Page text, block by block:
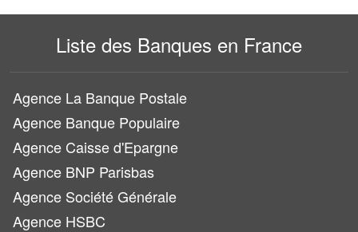
Liste des Banques en France
Agence La Banque Postale
Agence Banque Populaire
Agence Caisse d'Epargne
Agence BNP Parisbas
Agence Société Générale
Agence HSBC